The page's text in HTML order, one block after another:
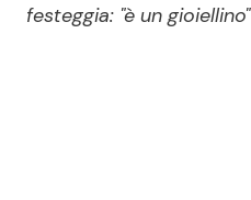
festeggia: "è un gioiellino"